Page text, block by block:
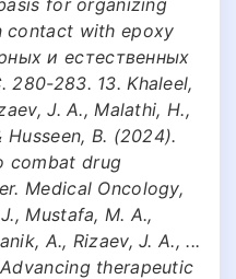
contact with epoxy
и естественных
280-283. 13. Khaleel,
J. A., Malathi, H.,
Husseen, B. (2024).
combat drug
Medical Oncology,
Mustafa, M. A.,
A., Rizaev, J. A., ...
therapeutic